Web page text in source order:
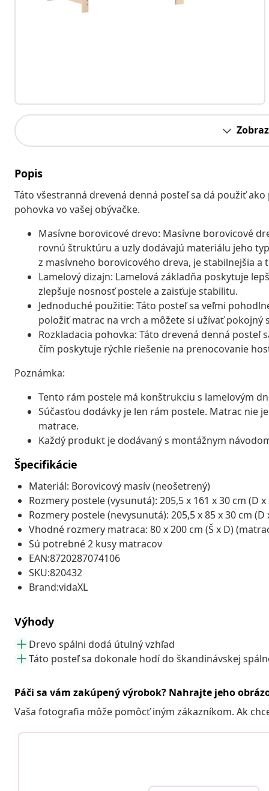
Popis
Táto všestranná drevená denná posteľ sa dá použiť
pohovka vo vašej obývačke.
Masívne borovicové drevo: Masívne borovicové
rovnú štruktúru a uzly dodávajú materiálu jeho
z masívneho borovicového dreva, je stabilnejšia a
Lamelový dizajn: Lamelová základňa poskytuje
zlepšuje nosnosť postele a zaisťuje stabilitu.
Jednoduché použitie: Táto posteľ sa veľmi
položiť matrac na vrch a môžete si užívať pokojný
Rozkladacia pohovka: Táto drevená denná posteľ
čím poskytuje rýchle riešenie na prenocovanie
Poznámka:
Tento rám postele má konštrukciu s lamelovým
Súčasťou dodávky je len rám postele. Matrac nie
matrace.
Každý produkt je dodávaný s montážnym
Špecifikácie
Materiál: Borovicový masív (neošetrený)
Rozmery postele (vysunutá): 205,5 x 161 x 30 cm (D x
Rozmery postele (nevysunutá): 205,5 x 85 x 30 cm (D
Vhodné rozmery matraca: 80 x 200 cm (Š x D)
Sú potrebné 2 kusy matracov
EAN:8720287074106
SKU:820432
Brand:vidaXL
Výhody
Drevo spálni dodá útulný vzhľad
Táto posteľ sa dokonale hodí do škandinávskej
Páči sa vám zakúpený výrobok? Nahrajte jeho
Vaša fotografia môže pomôcť iným zákazníkom. Ak